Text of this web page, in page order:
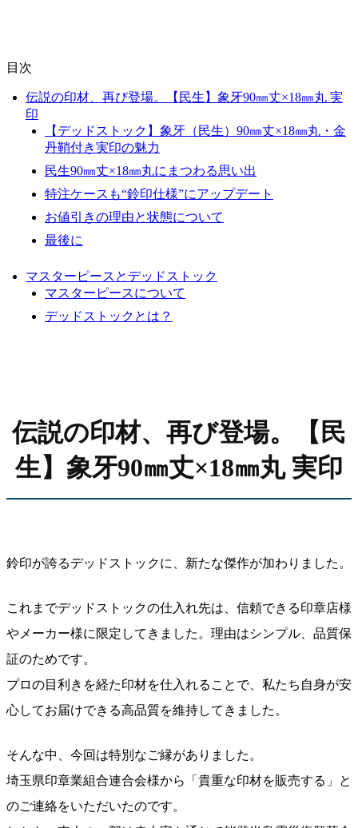
目次
伝説の印材、再び登場。【民生】象牙90㎜丈×18㎜丸 実
印
【デッドストック】象牙（民生）90㎜丈×18㎜丸・金
丹鞘付き実印の魅力
民生90㎜丈×18㎜丸にまつわる思い出
特注ケースも“鈴印仕様”にアップデート
お値引きの理由と状態について
最後に
マスターピースとデッドストック
マスターピースについて
デッドストックとは？
伝説の印材、再び登場。【民
生】象牙90㎜丈×18㎜丸 実印
鈴印が誇るデッドストックに、新たな傑作が加わりました。
これまでデッドストックの仕入れ先は、信頼できる印章店様
やメーカー様に限定してきました。理由はシンプル、品質保
証のためです。
プロの目利きを経た印材を仕入れることで、私たち自身が安
心してお届けできる高品質を維持してきました。
そんな中、今回は特別なご縁がありました。
埼玉県印章業組合連合会様から「貴重な印材を販売する」と
のご連絡をいただいたのです。